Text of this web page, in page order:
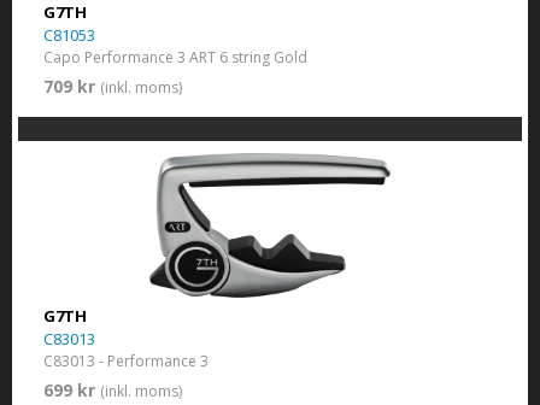
G7TH
C81053
Capo Performance 3 ART 6 string Gold
709 kr (inkl. moms)
G7TH
C83013
C83013 - Performance 3
699 kr (inkl. moms)